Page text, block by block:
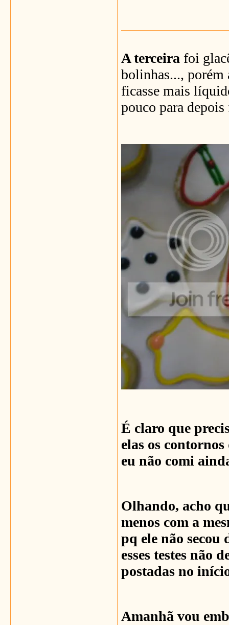
A terceira foi
bolinhas..., porém
ficasse mais
pouco para depois
É claro que
elas os
eu não comi
Olhando, acho
menos com a
pq ele não secou
esses testes não
postadas no
Amanhã vou